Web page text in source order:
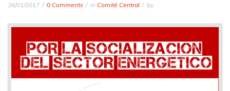
26/01/2017 0 Comments in Comité Central by